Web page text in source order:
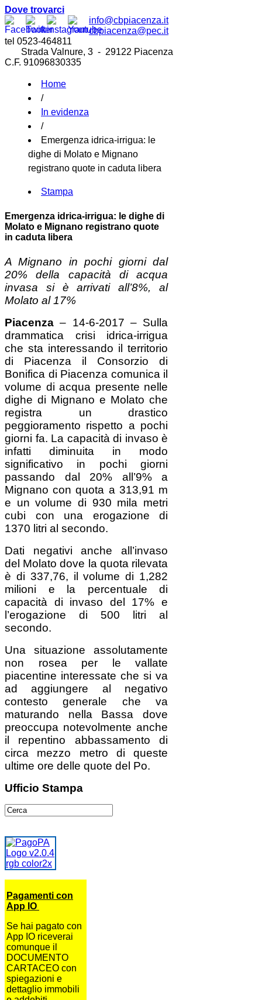
Dove trovarci
info@cbpiacenza.it
cbpiacenza@pec.it
tel 0523-464811
Strada Valnure, 3 - 29122 Piacenza
C.F. 91096830335
Home
/
In evidenza
/
Emergenza idrica-irrigua: le
dighe di Molato e Mignano
registrano quote in caduta libera
Stampa
Emergenza idrica-irrigua: le dighe di
Molato e Mignano registrano quote
in caduta libera
A Mignano in pochi giorni dal
20% della capacità di acqua
invasa si è arrivati all’8%, al
Molato al 17%
Piacenza – 14-6-2017 – Sulla
drammatica crisi idrica-irrigua
che sta interessando il territorio
di Piacenza il Consorzio di
Bonifica di Piacenza comunica il
volume di acqua presente nelle
dighe di Mignano e Molato che
registra un drastico
peggioramento rispetto a pochi
giorni fa. La capacità di invaso è
infatti diminuita in modo
significativo in pochi giorni
passando dal 20% all’9% a
Mignano con quota a 313,91 m
e un volume di 930 mila metri
cubi con una erogazione di
1370 litri al secondo.
Dati negativi anche all’invaso
del Molato dove la quota rilevata
è di 337,76, il volume di 1,282
milioni e la percentuale di
capacità di invaso del 17% e
l’erogazione di 500 litri al
secondo.
Una situazione assolutamente
non rosea per le vallate
piacentine interessate che si va
ad aggiungere al negativo
contesto generale che va
maturando nella Bassa dove
preoccupa notevolmente anche
il repentino abbassamento di
circa mezzo metro di queste
ultime ore delle quote del Po.
Ufficio Stampa
Pagamenti con
App IO
Se hai pagato con
App IO riceverai
comunque il
DOCUMENTO
CARTACEO con
spiegazioni e
dettaglio immobili